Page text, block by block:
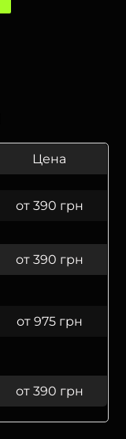
Цена
от 390 грн
от 390 грн
от 975 грн
от 390 грн